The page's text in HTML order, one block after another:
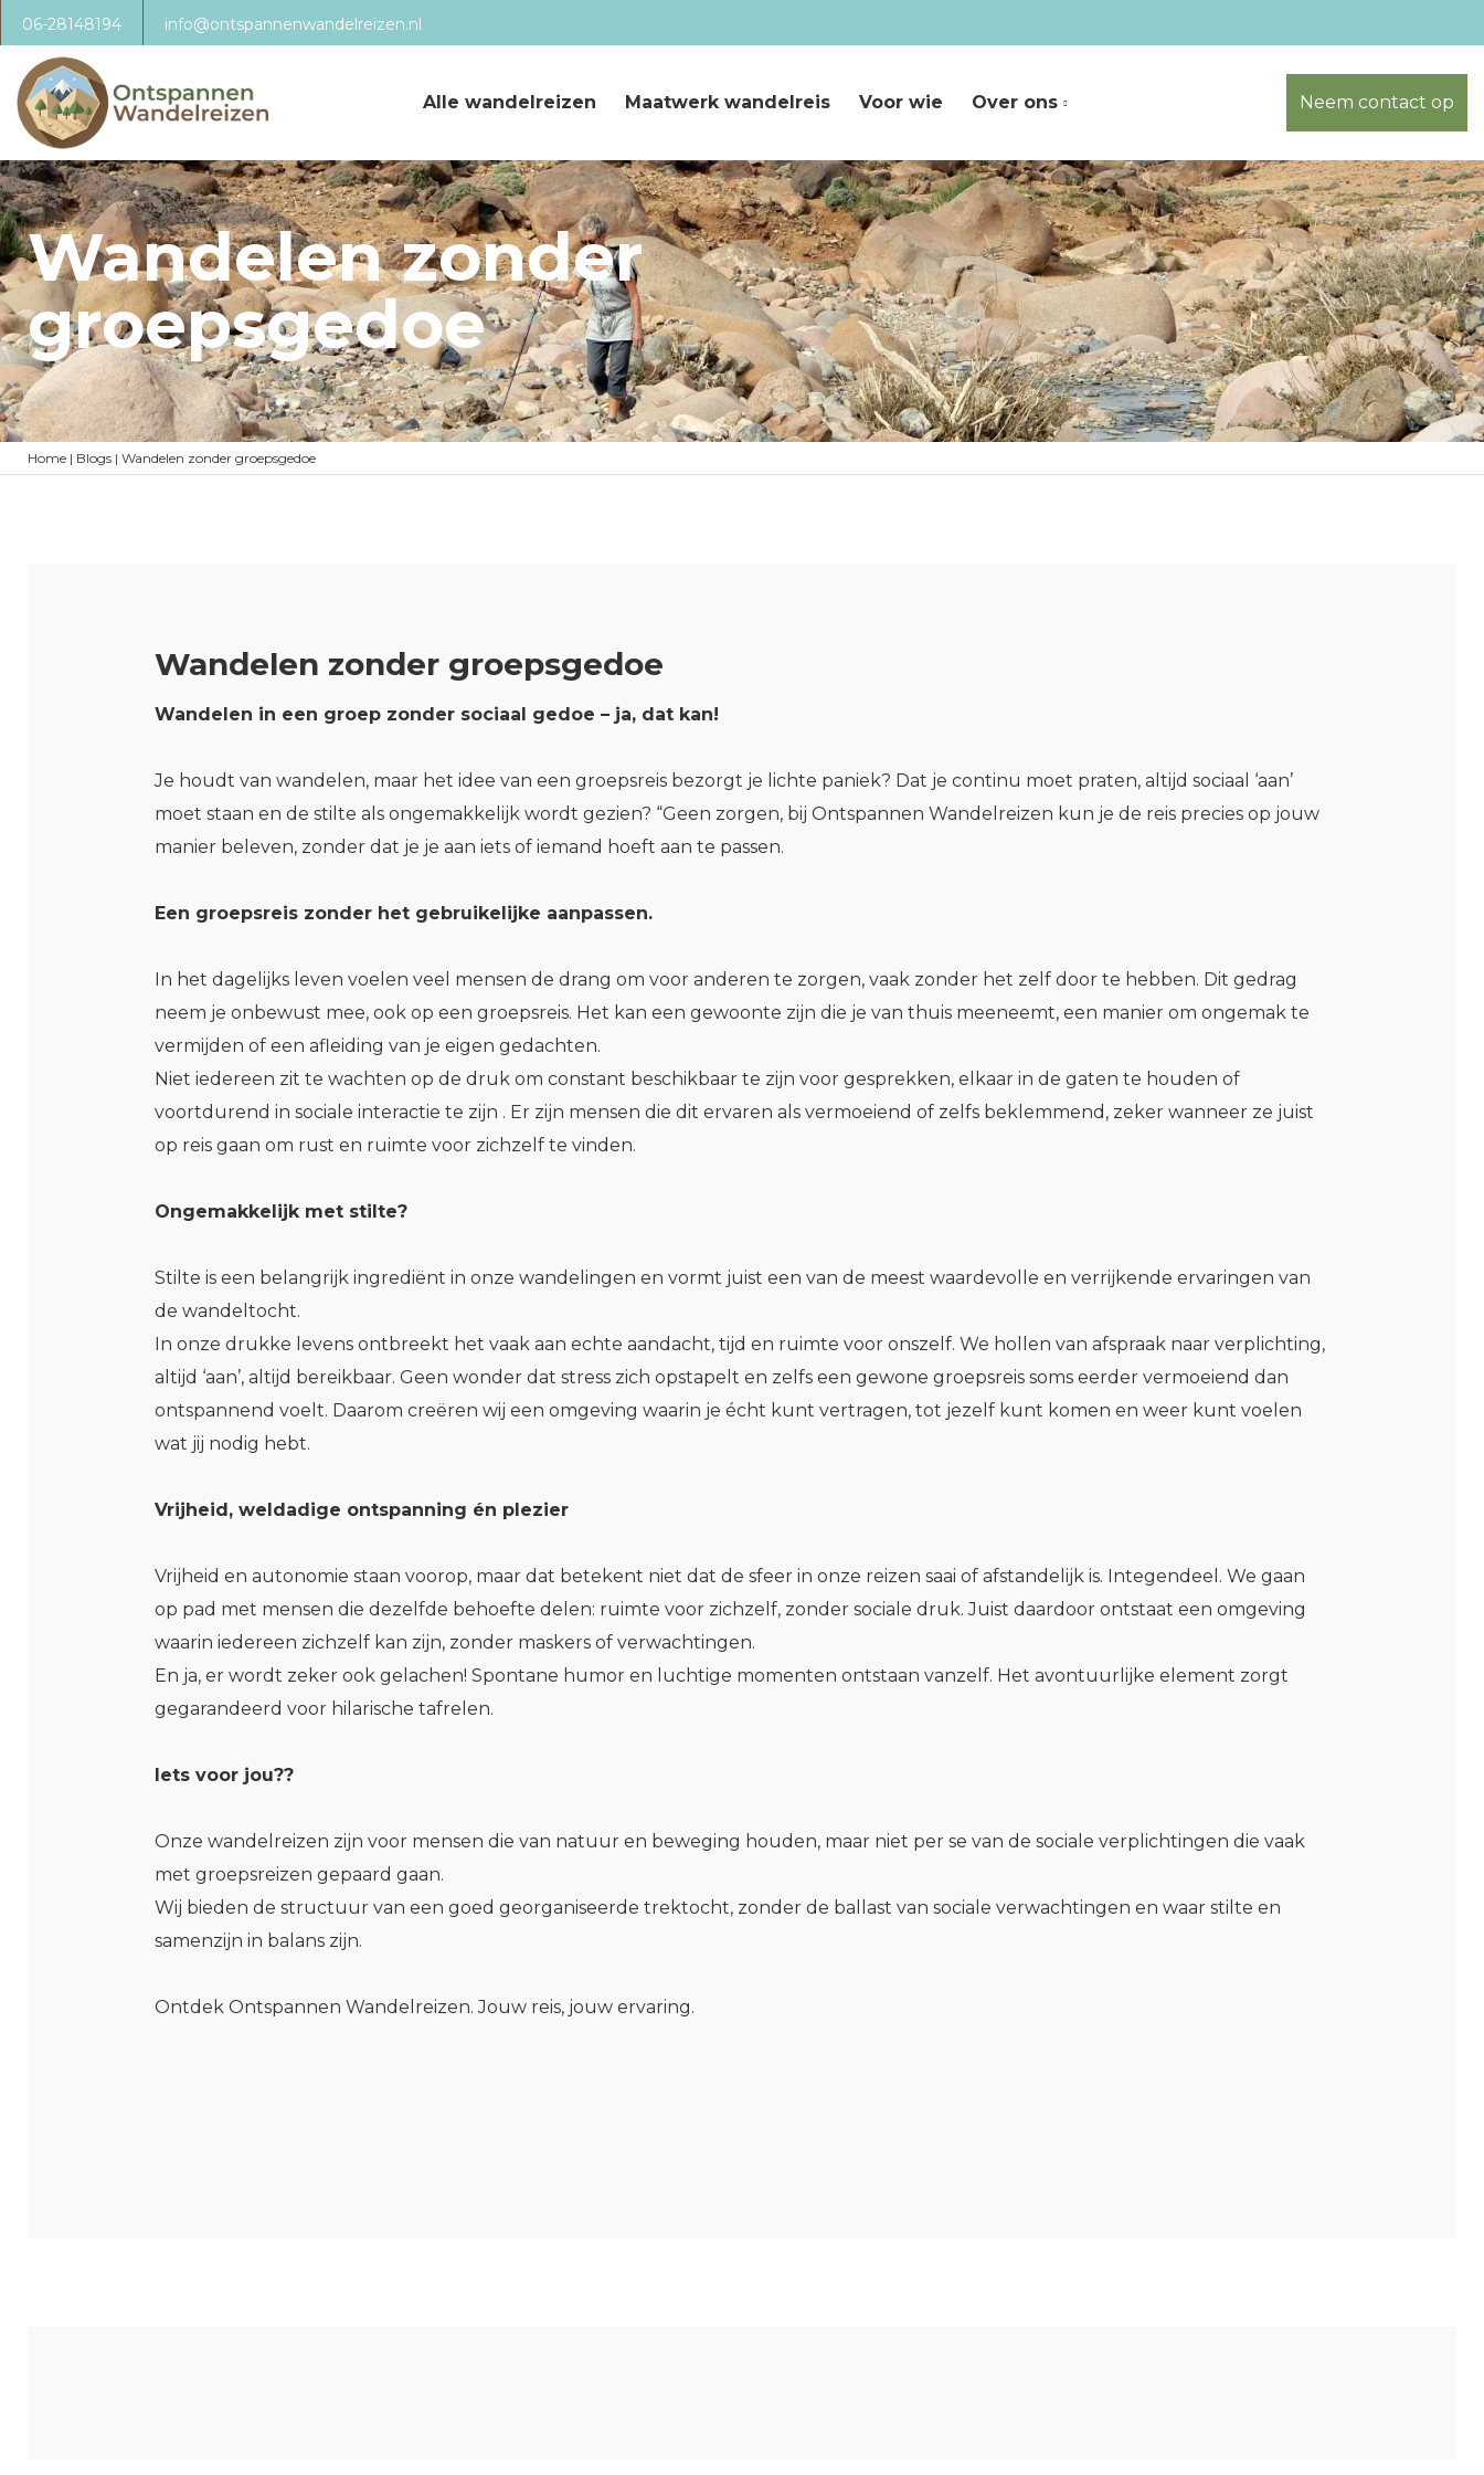
06-28148194 info@ontspannenwandelreizen.nl
Alle wandelreizen Maatwerk wandelreis Voor wie Over ons Neem contact op
Wandelen zonder
groepsgedoe
Home | Blogs | Wandelen zonder groepsgedoe
Wandelen zonder groepsgedoe
Wandelen in een groep zonder sociaal gedoe – ja, dat kan!
Je houdt van wandelen, maar het idee van een groepsreis bezorgt je lichte paniek? Dat je continu moet praten, altijd sociaal ‘aan’
moet staan en de stilte als ongemakkelijk wordt gezien? “Geen zorgen, bij Ontspannen Wandelreizen kun je de reis precies op jouw
manier beleven, zonder dat je je aan iets of iemand hoeft aan te passen.
Een groepsreis zonder het gebruikelijke aanpassen.
In het dagelijks leven voelen veel mensen de drang om voor anderen te zorgen, vaak zonder het zelf door te hebben. Dit gedrag
neem je onbewust mee, ook op een groepsreis. Het kan een gewoonte zijn die je van thuis meeneemt, een manier om ongemak te
vermijden of een afleiding van je eigen gedachten.
Niet iedereen zit te wachten op de druk om constant beschikbaar te zijn voor gesprekken, elkaar in de gaten te houden of
voortdurend in sociale interactie te zijn . Er zijn mensen die dit ervaren als vermoeiend of zelfs beklemmend, zeker wanneer ze juist
op reis gaan om rust en ruimte voor zichzelf te vinden.
Ongemakkelijk met stilte?
Stilte is een belangrijk ingrediënt in onze wandelingen en vormt juist een van de meest waardevolle en verrijkende ervaringen van
de wandeltocht.
In onze drukke levens ontbreekt het vaak aan echte aandacht, tijd en ruimte voor onszelf. We hollen van afspraak naar verplichting,
altijd ‘aan’, altijd bereikbaar. Geen wonder dat stress zich opstapelt en zelfs een gewone groepsreis soms eerder vermoeiend dan
ontspannend voelt. Daarom creëren wij een omgeving waarin je écht kunt vertragen, tot jezelf kunt komen en weer kunt voelen
wat jij nodig hebt.
Vrijheid, weldadige ontspanning én plezier
Vrijheid en autonomie staan voorop, maar dat betekent niet dat de sfeer in onze reizen saai of afstandelijk is. Integendeel. We gaan
op pad met mensen die dezelfde behoefte delen: ruimte voor zichzelf, zonder sociale druk. Juist daardoor ontstaat een omgeving
waarin iedereen zichzelf kan zijn, zonder maskers of verwachtingen.
En ja, er wordt zeker ook gelachen! Spontane humor en luchtige momenten ontstaan vanzelf. Het avontuurlijke element zorgt
gegarandeerd voor hilarische tafrelen.
Iets voor jou??
Onze wandelreizen zijn voor mensen die van natuur en beweging houden, maar niet per se van de sociale verplichtingen die vaak
met groepsreizen gepaard gaan.
Wij bieden de structuur van een goed georganiseerde trektocht, zonder de ballast van sociale verwachtingen en waar stilte en
samenzijn in balans zijn.
Ontdek Ontspannen Wandelreizen. Jouw reis, jouw ervaring.